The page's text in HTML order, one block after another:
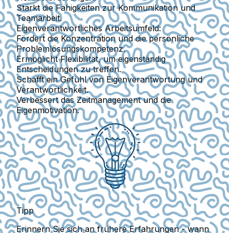
Stärkt die Fähigkeiten zur Kommunikation und
Teamarbeit.
Eigenverantwortliches Arbeitsumfeld:
Fördert die Konzentration und die persönliche
Problemlösungskompetenz.
Ermöglicht Flexibilität, um eigenständig
Entscheidungen zu treffen.
Schafft ein Gefühl von Eigenverantwortung und
Verantwortlichkeit.
Verbessert das Zeitmanagement und die
Eigenmotivation.
Tipp
Erinnern Sie sich an frühere Erfahrungen - wann